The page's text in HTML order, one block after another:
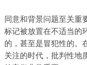
同意和背景问题至关重
标记被放置在不适当的
的，甚至是冒犯性的。
关注的时代，批判性地